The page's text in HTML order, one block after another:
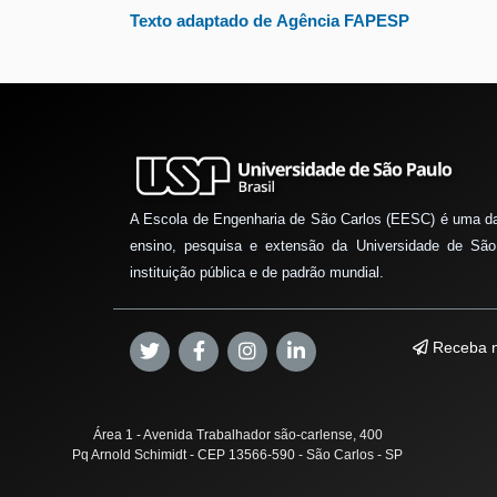
Texto adaptado de Agência FAPESP
A Escola de Engenharia de São Carlos (EESC) é uma
ensino, pesquisa e extensão da Universidade de
instituição pública e de padrão mundial.
Receba
Área 1 - Avenida Trabalhador são-carlense, 400
Pq Arnold Schimidt - CEP 13566-590 - São Carlos - SP